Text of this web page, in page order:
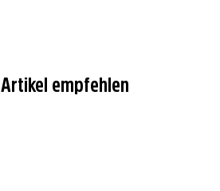
Artikel empfehlen